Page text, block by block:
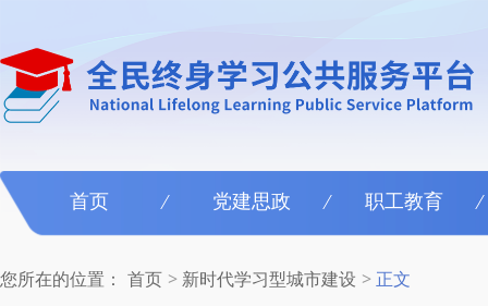
首页 党建思政 职工教育
您所在的位置： 首页 新时代学习型城市建设 正文